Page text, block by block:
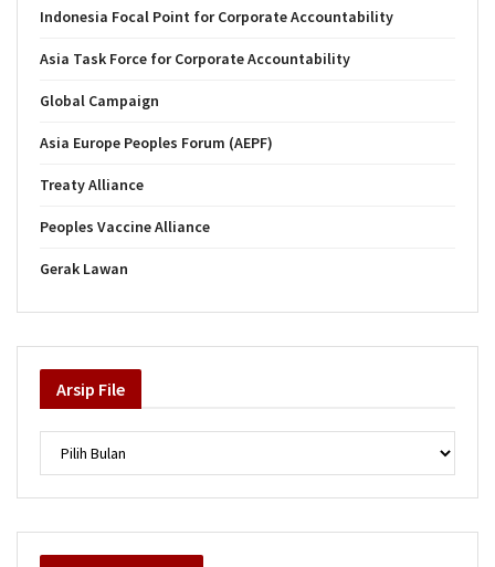
Indonesia Focal Point for Corporate Accountability
Asia Task Force for Corporate Accountability
Global Campaign
Asia Europe Peoples Forum (AEPF)
Treaty Alliance
Peoples Vaccine Alliance
Gerak Lawan
Arsip File